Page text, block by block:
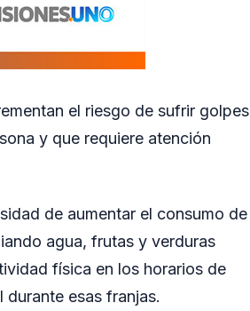
el riesgo de sufrir golpes
y que requiere atención
de aumentar el consumo de
agua, frutas y verduras
física en los horarios de
esas franjas.